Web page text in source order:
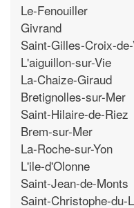
Le-Fenouiller
Givrand
Saint-Gilles-Croix-
L'aiguillon-sur-Vie
La-Chaize-Giraud
Bretignolles-sur-Mer
Saint-Hilaire-de-Riez
Brem-sur-Mer
La-Roche-sur-Yon
L'ile-d'Olonne
Saint-Jean-de-Monts
Saint-Christophe-du-